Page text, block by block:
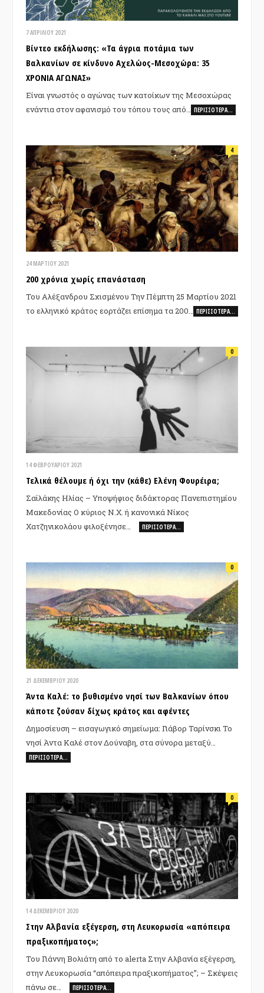
7 ΑΠΡΙΛΊΟΥ 2021
Βίντεο εκδήλωσης: «Τα άγρια ποτάμια των
Βαλκανίων σε κίνδυνο Αχελώος-Μεσοχώρα: 35
ΧΡΟΝΙΑ ΑΓΩΝΑΣ»
Είναι γνωστός ο αγώνας των κατοίκων της Μεσοχώρας
ενάντια στον αφανισμό του τόπου τους από…
ΠΕΡΙΣΣΌΤΕΡΑ…
24 ΜΑΡΤΊΟΥ 2021
4
200 χρόνια χωρίς επανάσταση
Του Αλέξανδρου Σχισμένου Την Πέμπτη 25 Μαρτίου 2021
το ελληνικό κράτος εορτάζει επίσημα τα 200…
ΠΕΡΙΣΣΌΤΕΡΑ…
14 ΦΕΒΡΟΥΑΡΊΟΥ 2021
0
Τελικά θέλουμε ή όχι την (κάθε) Ελένη Φουρέιρα;
Σαϊλάκης Ηλίας – Υποψήφιος διδάκτορας Πανεπιστημίου
Μακεδονίας Ο κύριος Ν.Χ. ή κανονικά Νίκος
Χατζηνικολάου φιλοξένησε…
ΠΕΡΙΣΣΌΤΕΡΑ…
21 ΔΕΚΕΜΒΡΊΟΥ 2020
0
Άντα Καλέ: το βυθισμένο νησί των Βαλκανίων όπου
κάποτε ζούσαν δίχως κράτος και αφέντες
Δημοσίευση – εισαγωγικό σημείωμα: Γιάβορ Ταρίνσκι Το
νησί Άντα Καλέ στον Δούναβη, στα σύνορα μεταξύ…
ΠΕΡΙΣΣΌΤΕΡΑ…
14 ΔΕΚΕΜΒΡΊΟΥ 2020
0
Στην Αλβανία εξέγερση, στη Λευκορωσία «απόπειρα
πραξικοπήματος»;
Του Γιάννη Βολιάτη από το alerta Στην Αλβανία εξέγερση,
στην Λευκορωσία “απόπειρα πραξικοπήματος”; – Σκέψεις
πάνω σε…
ΠΕΡΙΣΣΌΤΕΡΑ…